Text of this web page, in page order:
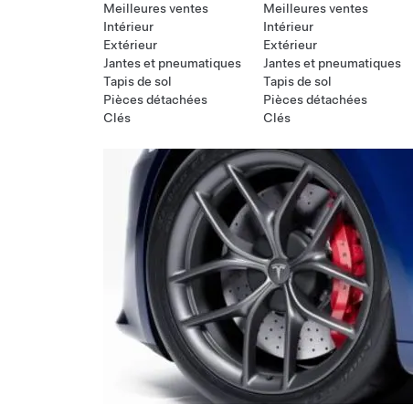
Meilleures ventes
Intérieur
Extérieur
Jantes et pneumatiques
Tapis de sol
Pièces détachées
Clés
Meilleures ventes
Intérieur
Extérieur
Jantes et pneumatiques
Tapis de sol
Pièces détachées
Clés